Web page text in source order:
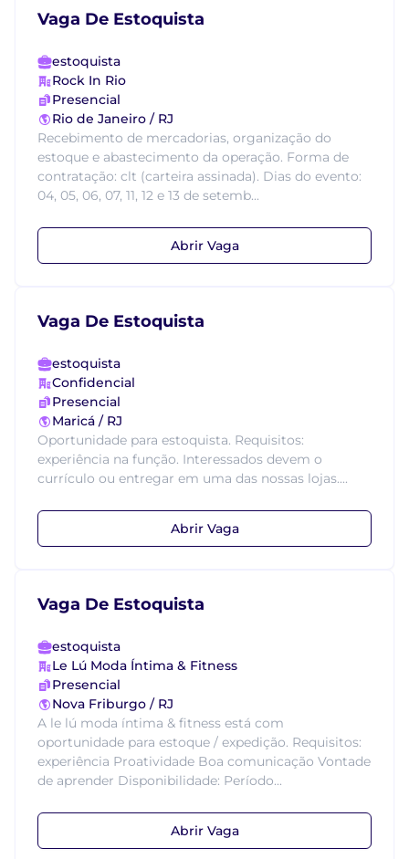
Vaga De Estoquista
estoquista
Rock In Rio
Presencial
Rio de Janeiro / RJ
Recebimento de mercadorias, organização do
estoque e abastecimento da operação. Forma de
contratação: clt (carteira assinada). Dias do evento:
04, 05, 06, 07, 11, 12 e 13 de setemb...
Abrir Vaga
Vaga De Estoquista
estoquista
Confidencial
Presencial
Maricá / RJ
Oportunidade para estoquista. Requisitos:
experiência na função. Interessados devem o
currículo ou entregar em uma das nossas lojas....
Abrir Vaga
Vaga De Estoquista
estoquista
Le Lú Moda Íntima & Fitness
Presencial
Nova Friburgo / RJ
A le lú moda íntima & fitness está com
oportunidade para estoque / expedição. Requisitos:
experiência Proatividade Boa comunicação Vontade
de aprender Disponibilidade: Período...
Abrir Vaga